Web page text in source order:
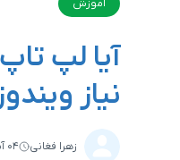
آموزش
آیا لپ
نیاز ویندوز 11 را
زهرا فغانی ۰۴ آبان ۱۴۰۰